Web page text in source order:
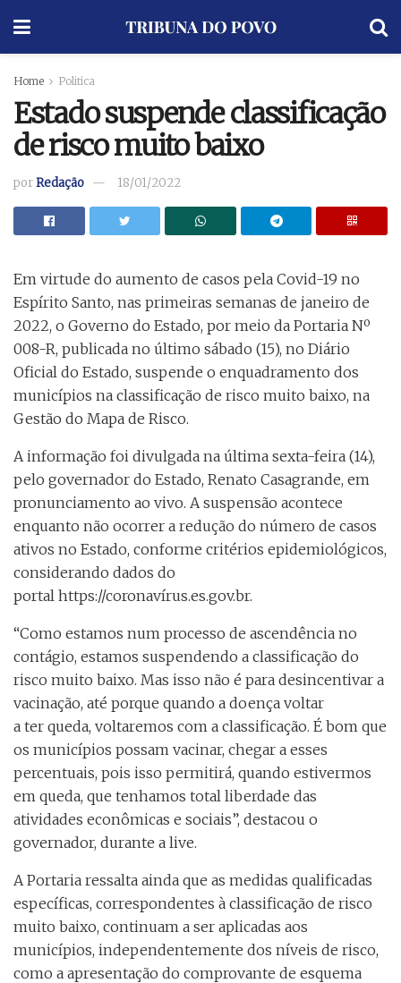
Home Politica
Estado suspende classificação
de risco muito baixo
porRedação 18/01/2022
Em virtude do aumento de casos pela Covid-19 no
Espírito Santo, nas primeiras semanas de janeiro de
2022, o Governo do Estado, por meio da Portaria Nº
008-R, publicada no último sábado (15), no Diário
Oficial do Estado, suspende o enquadramento dos
municípios na classificação de risco muito baixo, na
Gestão do Mapa de Risco.
A informação foi divulgada na última sexta-feira (14),
pelo governador do Estado, Renato Casagrande, em
pronunciamento ao vivo. A suspensão acontece
enquanto não ocorrer a redução do número de casos
ativos no Estado, conforme critérios epidemiológicos,
considerando dados do
portal https://coronavírus.es.gov.br.
“Como estamos num processo de ascendência no
contágio, estamos suspendendo a classificação do
risco muito baixo. Mas isso não é para desincentivar a
vacinação, até porque quando a doença voltar
a ter queda, voltaremos com a classificação. É bom que
os municípios possam vacinar, chegar a esses
percentuais, pois isso permitirá, quando estivermos
em queda, que tenhamos total liberdade das
atividades econômicas e sociais”, destacou o
governador, durante a live.
A Portaria ressalta ainda que as medidas qualificadas
específicas, correspondentes à classificação de risco
muito baixo, continuam a ser aplicadas aos
municípios, independentemente dos níveis de risco,
como a apresentação do comprovante de esquema